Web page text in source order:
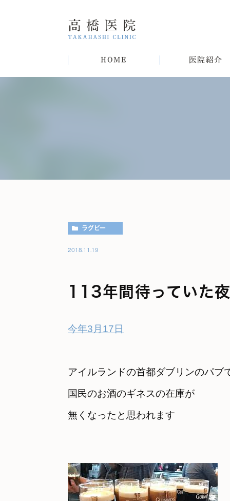
HOME 医院紹介
ラグビー
2018.11.19
113年間待っていた
今年3月17日
アイルランドの首都ダブリンのパブ
国民のお酒のギネスの在庫が
無くなったと思われます